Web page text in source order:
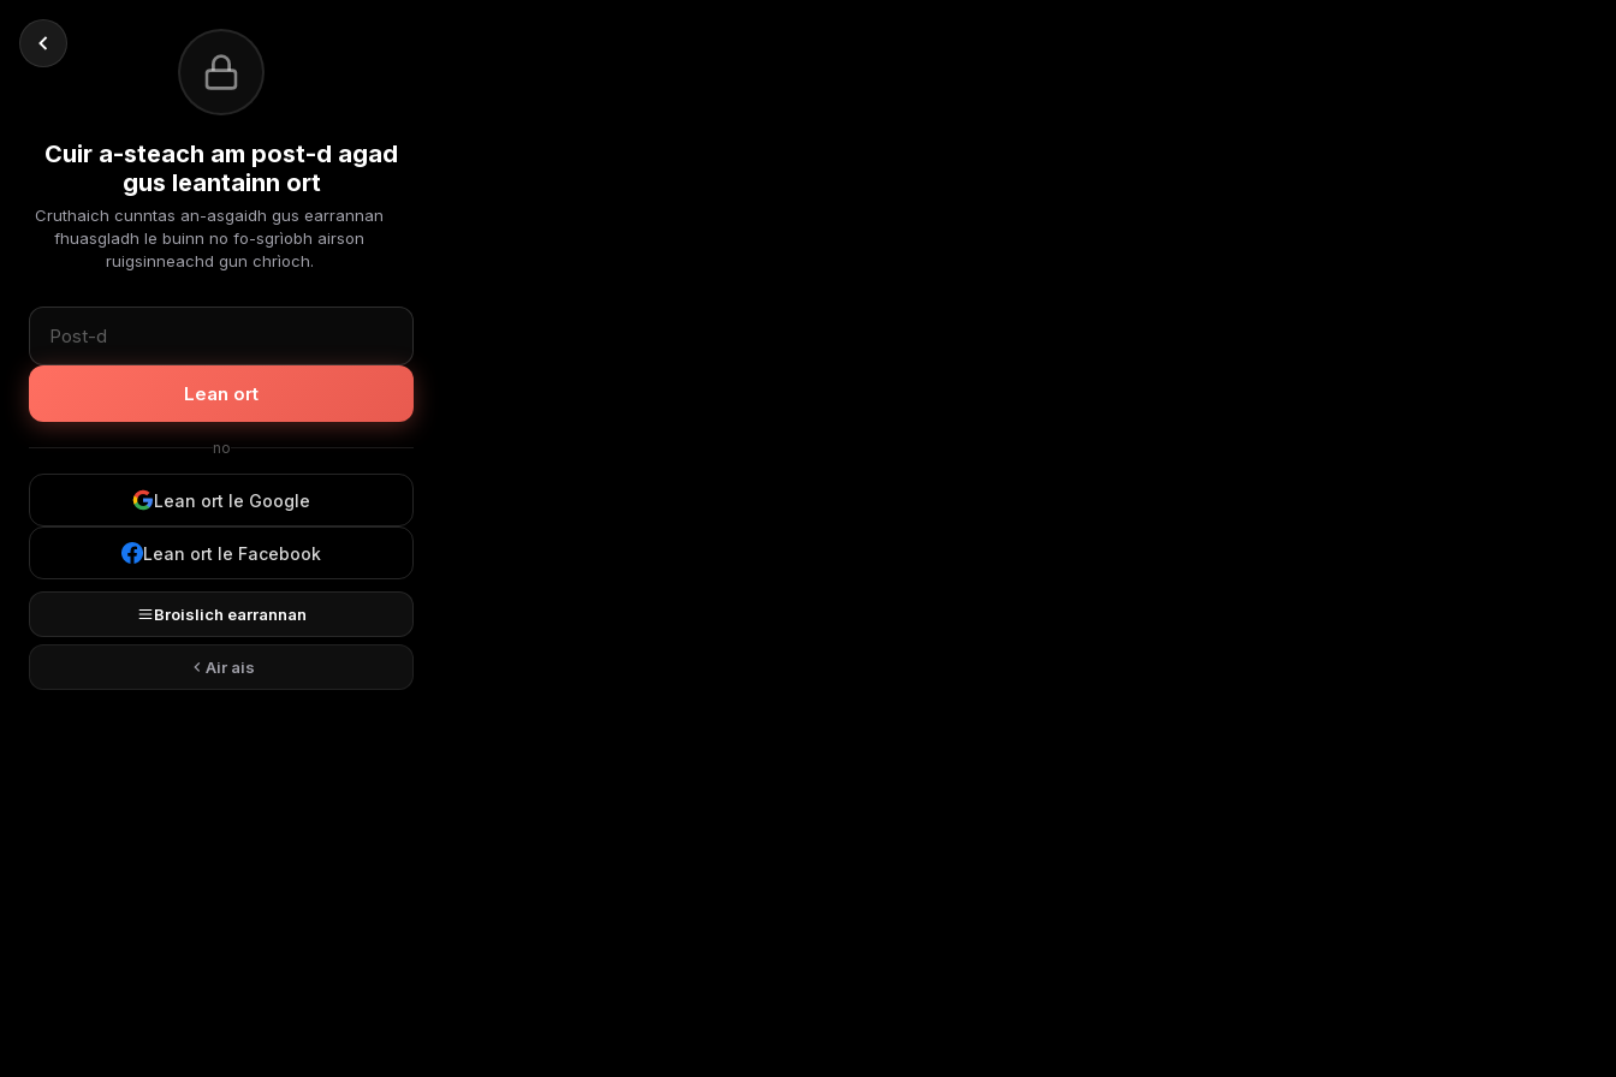
Cuir a-steach am post-d agad
gus leantainn ort
Cruthaich cunntas an-asgaidh gus earrannan
fhuasgladh le buinn no fo-sgrìobh airson
ruigsinneachd gun chrìoch.
Lean ort
no
Lean ort le Google
Lean ort le Facebook
Broislich earrannan
Air ais